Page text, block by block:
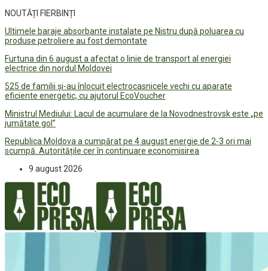
NOUTĂȚI FIERBINȚI
Ultimele baraje absorbante instalate pe Nistru după poluarea cu
produse petroliere au fost demontate
Furtuna din 6 august a afectat o linie de transport al energiei
electrice din nordul Moldovei
525 de familii și-au înlocuit electrocasnicele vechi cu aparate
eficiente energetic, cu ajutorul EcoVoucher
Ministrul Mediului: Lacul de acumulare de la Novodnestrovsk este „pe
jumătate gol”
Republica Moldova a cumpărat pe 4 august energie de 2-3 ori mai
scumpă. Autoritățile cer în continuare economisirea
9 august 2026